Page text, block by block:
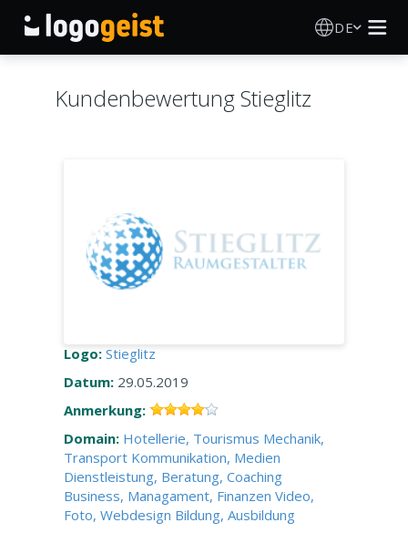
DE
Druckprodukte
Kundenbewertung Stieglitz
Logo: Stieglitz
Datum: 29.05.2019
Anmerkung:
Domain: Hotellerie, Tourismus Mechanik,
Transport Kommunikation, Medien
Dienstleistung, Beratung, Coaching
Business, Managament, Finanzen Video,
Foto, Webdesign Bildung, Ausbildung